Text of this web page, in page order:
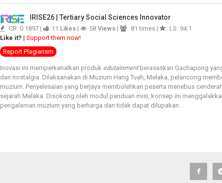
IRISE26 | Tertiary Social Sciences Innovator
CR: 0.1897 | 11 Likes| 58Views| 81 times |
LS: 94.1
Like it? | Support them now!
Report Plagiarism
Inovasi ini memperkenalkan produk edutainmentberasaskan Gachapong
dan nostalgia. Dilaksanakan di Muzium Hang Tuah, Melaka, pelancong
muzium. Penyelesaian yang berjaya membolehkan peserta menebus
sejarah Melaka. Disokong oleh modul panduan misi, konsep ini
pengalaman muzium yang berharga dan tidak dapat dilupakan.